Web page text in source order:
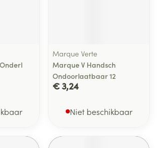
Marque Verte
Marque V Handsch
Ondoorlaatbaar 12
€ 3,24
Niet beschikbaar